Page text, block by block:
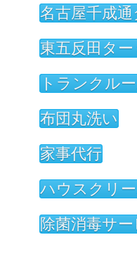
名古屋千成
東五反田タ
トランクル
布団丸洗い
家事代行
ハウスクリ
除菌消毒サー